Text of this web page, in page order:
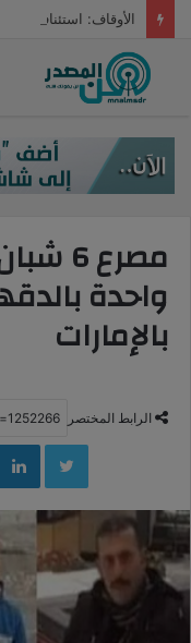
واحدة
بالإمارات
الرابط المختصر